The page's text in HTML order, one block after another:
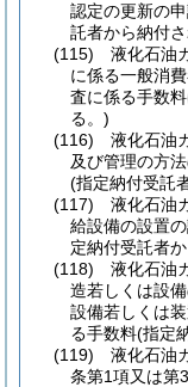
認定の更新の
託者から納付
(115)
液化石油
に係る一般消
査に係る手数料
る。)
(116)
液化石油
及び管理の方
(指定納付受託
(117)
液化石油
給設備の設置
定納付受託者
(118)
液化石油
造若しくは設
設備若しくは
る手数料(指定
(119)
液化石油
条第1項又は第